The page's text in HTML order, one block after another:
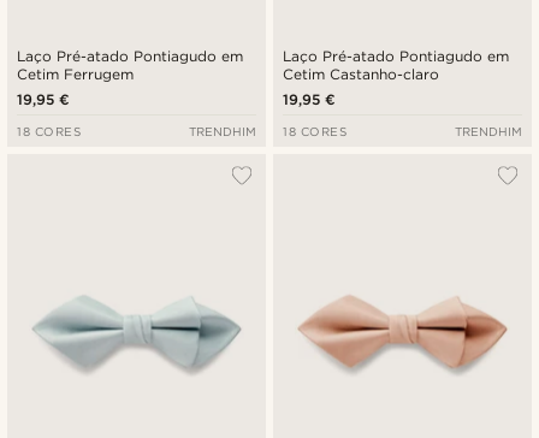
Laço Pré-atado Pontiagudo em
Cetim Ferrugem
19,95 €
18 CORES TRENDHIM
Laço Pré-atado Pontiagudo em
Cetim Castanho-claro
19,95 €
18 CORES TRENDHIM